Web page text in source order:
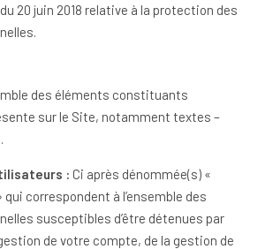
20 juin 2018 relative à la protection des
des éléments constituants
notamment textes –
: Ci après dénommée(s) «
des
susceptibles d’être détenues par